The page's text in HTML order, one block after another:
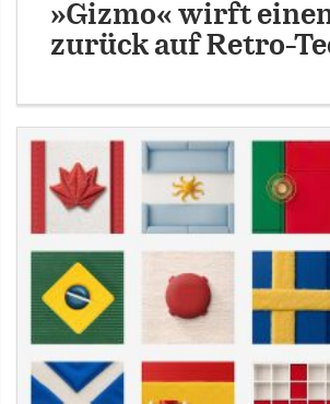
»Gizmo« wirft
zurück auf Retro-